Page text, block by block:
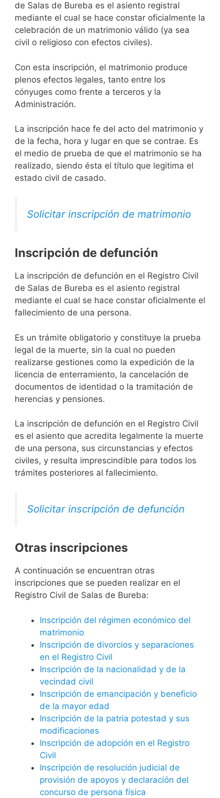
de Salas de Bureba es el asiento registral
mediante el cual se hace constar oficialmente la
celebración de un matrimonio válido (ya sea
civil o religioso con efectos civiles).
Con esta inscripción, el matrimonio produce
plenos efectos legales, tanto entre los
cónyuges como frente a terceros y la
Administración.
La inscripción hace fe del acto del matrimonio y
de la fecha, hora y lugar en que se contrae. Es
el medio de prueba de que el matrimonio se ha
realizado, siendo ésta el título que legitima el
estado civil de casado.
Solicitar inscripción de matrimonio
Inscripción de defunción
La inscripción de defunción en el Registro Civil
de Salas de Bureba es el asiento registral
mediante el cual se hace constar oficialmente el
fallecimiento de una persona.
Es un trámite obligatorio y constituye la prueba
legal de la muerte, sin la cual no pueden
realizarse gestiones como la expedición de la
licencia de enterramiento, la cancelación de
documentos de identidad o la tramitación de
herencias y pensiones.
La inscripción de defunción en el Registro Civil
es el asiento que acredita legalmente la muerte
de una persona, sus circunstancias y efectos
civiles, y resulta imprescindible para todos los
trámites posteriores al fallecimiento.
Solicitar inscripción de defunción
Otras inscripciones
A continuación se encuentran otras
inscripciones que se pueden realizar en el
Registro Civil de Salas de Bureba:
Inscripción del régimen económico del
matrimonio
Inscripción de divorcios y separaciones
en el Registro Civil
Inscripción de la nacionalidad y de la
vecindad civil
Inscripción de emancipación y beneficio
de la mayor edad
Inscripción de la patria potestad y sus
modificaciones
Inscripción de adopción en el Registro
Civil
Inscripción de resolución judicial de
provisión de apoyos y declaración del
concurso de persona física